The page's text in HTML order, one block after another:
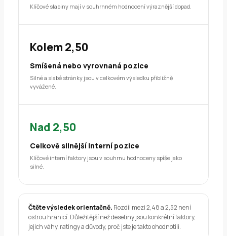
Klíčové slabiny mají v souhrnném hodnocení výraznější dopad.
Kolem 2,50
Smíšená nebo vyrovnaná pozice
Silné a slabé stránky jsou v celkovém výsledku přibližně
vyvážené.
Nad 2,50
Celkově silnější interní pozice
Klíčové interní faktory jsou v souhrnu hodnoceny spíše jako
silné.
Čtěte výsledek orientačně. Rozdíl mezi 2,48 a 2,52 není
ostrou hranicí. Důležitější než desetiny jsou konkrétní faktory,
jejich váhy, ratingy a důvody, proč jste je takto ohodnotili.